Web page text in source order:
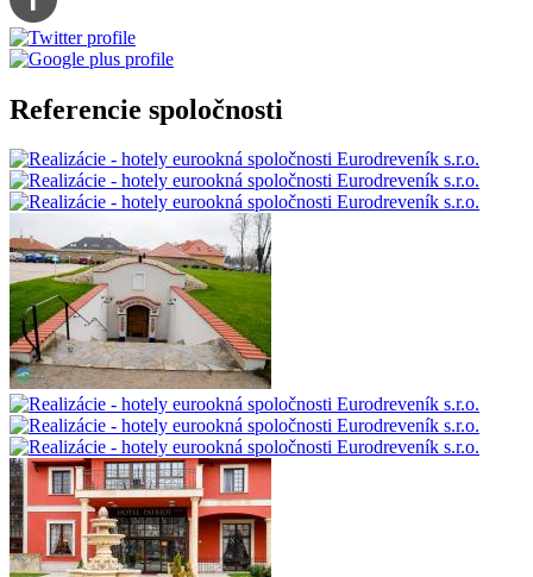
Referencie spoločnosti